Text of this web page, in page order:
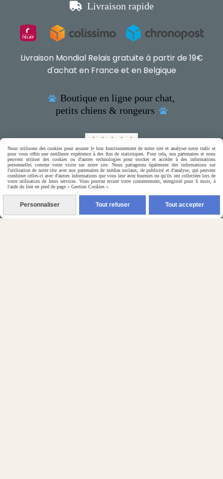
 Livraison rapide
Livraison Mondial Relais gratuite à partir de 19€
d'achat en France et en Belgique
 Boutique en ligne pour chat,
petits chiens & rongeurs

(5) Nos Avis Clients :
CE QU'EN PENSENT NOS CLIENTS
Contactez-nous
Nous utilisons des cookies pour assurer le bon fonctionnement de notre site et analyser notre trafic et
pour vous offrir une meilleure expérience à des fins de statistiques. Pour cela, nos partenaires et nous
peuvent utiliser des cookies ou d'autres technologies pour stocker et accéder à des informations
personnelles comme votre visite sur notre site. Nous partageons également des informations sur
l'utilisation de notre site avec nos partenaires de médias sociaux, de publicité et d'analyse, qui peuvent
combiner celles-ci avec d'autres informations que vous leur avez fournies ou qu'ils ont collectées lors de
votre utilisation de leurs services. Vous pouvez retirer votre consentement, enregistré pour 6 mois, à
l'aide du lien en pied de page « Gestion Cookies ».
Personnaliser Tout refuser Tout accepter